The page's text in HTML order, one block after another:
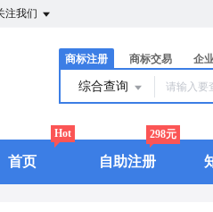
注我们
商标注册 商标交易 企
综合查询
首页
Hot
自助注册
298元